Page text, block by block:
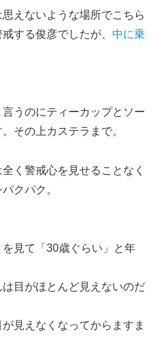
えないような場所でこちら
する俊彦でしたが、 中に乗
うのにティーカップとソー
その上カステラまで。
く警戒心を見せることなく
クパク。
見て「30歳ぐらい」と年
目がほとんど見えないのだ
見えなくなってからますま